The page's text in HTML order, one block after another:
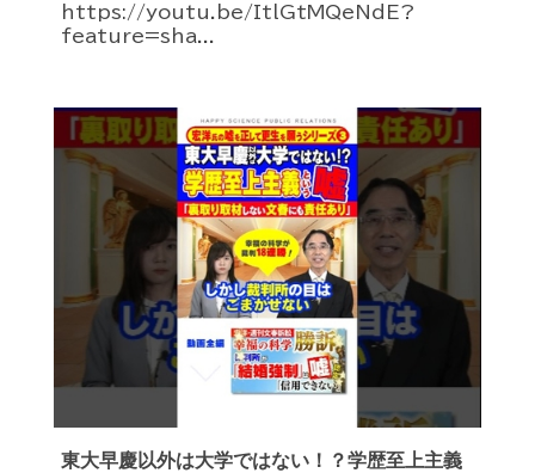
https://youtu.be/ItlGtMQeNdE?
feature=sha...
東大早慶以外は大学ではない！？学歴至上主義